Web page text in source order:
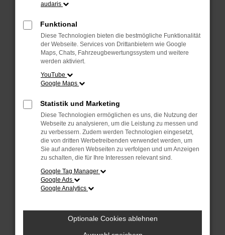
Überprüfe deine Firewall und deine
Internetverbindung.
Laden andere Webseiten, zum Beispiel
deine Suchmaschine?
Prüfe deine Browsererweiterungen.
Manche Erweiterungen, wie Werbeblocker,
können das Laden bestimmter Seiten
verhindern. Funktioniert die Seite in einem
anderen Browser oder in einem privaten
Fenster?
Starte dein Gerät neu.
Das kann manchmal helfen,
vorübergehende Probleme zu beheben.
Stelle sicher, dass dein Browser und dein
Betriebssystem auf dem neuesten Stand
Veraltete Software birgt nicht nur ein
audaris
Funktional
Diese Technologien bieten die bestmögliche Funktionalität
der Webseite. Services von Drittanbietern wie Google
Maps, Chats, Fahrzeugbewertungssystem und weitere
werden aktiviert.
YouTube
Google Maps
Statistik und Marketing
Diese Technologien ermöglichen es uns, die Nutzung der
Webseite zu analysieren, um die Leistung zu messen und
zu verbessern. Zudem werden Technologien eingesetzt,
die von dritten Werbetreibenden verwendet werden, um
Sie auf anderen Webseiten zu verfolgen und um Anzeigen
zu schalten, die für Ihre Interessen relevant sind.
Google Tag Manager
Google Ads
Google Analytics
Optionale Cookies ablehnen